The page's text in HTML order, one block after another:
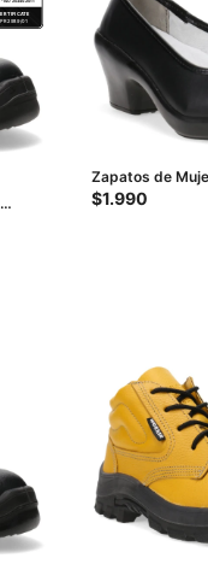
Zapatos de
Ocupacional -
$1.990